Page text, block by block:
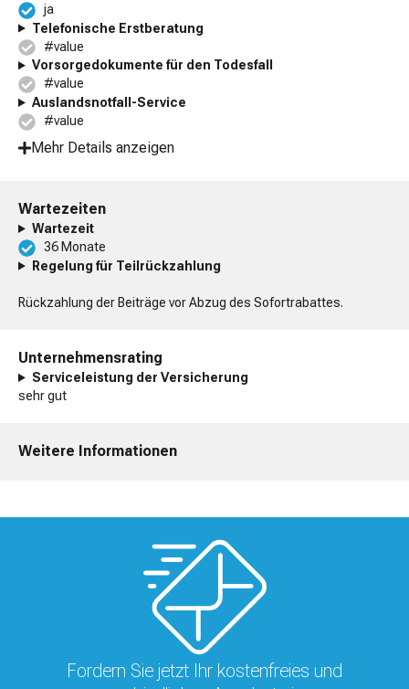
ja
Telefonische Erstberatung
#value
Vorsorgedokumente für den Todesfall
#value
Auslandsnotfall-Service
#value
Mehr Details anzeigen
Wartezeiten
Wartezeit
36 Monate
Regelung für Teilrückzahlung
Rückzahlung der Beiträge vor Abzug des Sofortrabattes.
Unternehmensrating
Serviceleistung der Versicherung
sehr gut
Weitere Informationen
Fordern Sie jetzt Ihr kostenfreies und